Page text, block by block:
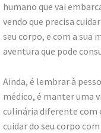
humano que vai
vendo que precisa
seu corpo, e com a sua
aventura que pode
Ainda, é lembrar à
médico, é manter uma
culinária diferente com
cuidar do seu corpo